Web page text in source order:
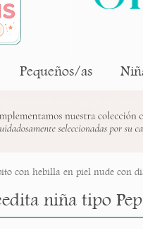
Pequeños/as
con hebilla en piel nude con
niña tipo